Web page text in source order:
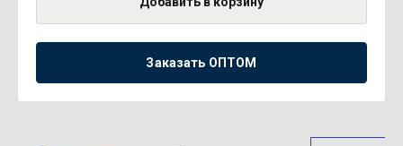
Заказать ОПТОМ